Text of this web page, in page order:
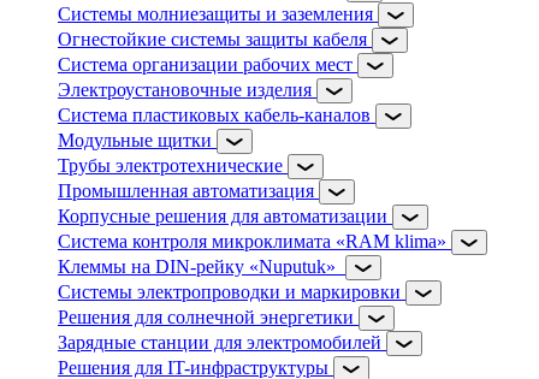
Системы молниезащиты и заземления
Огнестойкие системы защиты кабеля
Система организации рабочих мест
Электроустановочные изделия
Система пластиковых кабель-каналов
Модульные щитки
Трубы электротехнические
Промышленная автоматизация
Корпусные решения для автоматизации
Система контроля микроклимата «RAM klima»
Клеммы на DIN-рейку «Nuputuk»
Системы электропроводки и маркировки
Решения для солнечной энергетики
Зарядные станции для электромобилей
Решения для IT-инфраструктуры